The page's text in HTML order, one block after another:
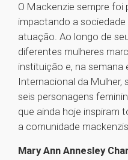
O Mackenzie sempre foi
impactando a
atuação. Ao longo de
diferentes mulheres
instituição e, na semana
Internacional da Mulher,
seis personagens
que ainda hoje inspiram
a comunidade
Mary Ann Annesley